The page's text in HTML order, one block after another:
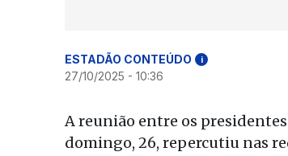
ESTADÃO CONTEÚDO i
27/10/2025 - 10:36
A reunião entre os
domingo, 26, repercutiu nas